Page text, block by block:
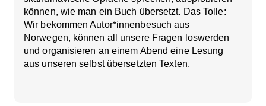
können, wie man ein Buch übersetzt. Das Tolle:
Wir bekommen Autor*innenbesuch aus
Norwegen, können all unsere Fragen loswerden
und organisieren an einem Abend eine Lesung
aus unseren selbst übersetzten Texten.